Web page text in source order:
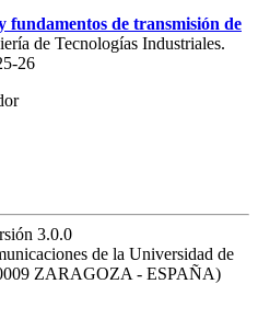
fundamentos de transmisión de
de Tecnologías Industriales.
26
3.0.0
de la Universidad de
ZARAGOZA - ESPAÑA)